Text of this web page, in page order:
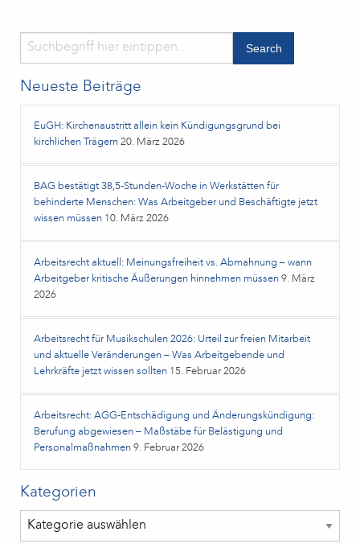
Neueste Beiträge
EuGH: Kirchenaustritt allein kein Kündigungsgrund bei
kirchlichen Trägern 20. März 2026
BAG bestätigt 38,5‑Stunden‑Woche in Werkstätten für
behinderte Menschen: Was Arbeitgeber und Beschäftigte jetzt
wissen müssen 10. März 2026
Arbeitsrecht aktuell: Meinungsfreiheit vs. Abmahnung – wann
Arbeitgeber kritische Äußerungen hinnehmen müssen 9. März
2026
Arbeitsrecht für Musikschulen 2026: Urteil zur freien Mitarbeit
und aktuelle Veränderungen – Was Arbeitgebende und
Lehrkräfte jetzt wissen sollten 15. Februar 2026
Arbeitsrecht: AGG-Entschädigung und Änderungskündigung:
Berufung abgewiesen – Maßstäbe für Belästigung und
Personalmaßnahmen 9. Februar 2026
Kategorien
Kategorien